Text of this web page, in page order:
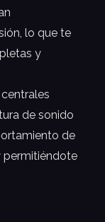
lo que te
y
de sonido
de
permitiéndote